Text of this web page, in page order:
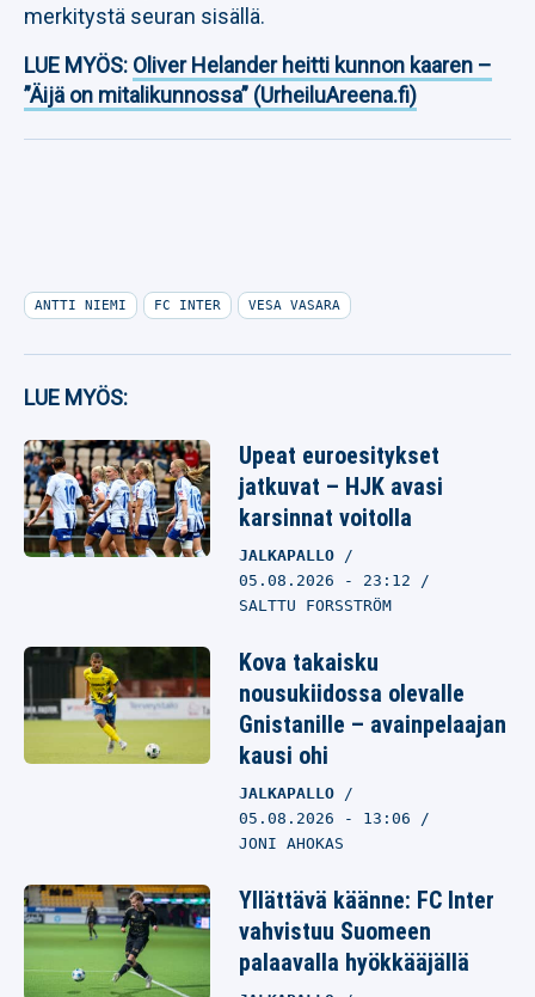
merkitystä seuran sisällä.
LUE MYÖS: Oliver Helander heitti kunnon kaaren –
”Äijä on mitalikunnossa” (UrheiluAreena.fi)
ANTTI NIEMI FC INTER VESA VASARA
LUE MYÖS:
Upeat euroesitykset
jatkuvat – HJK avasi
karsinnat voitolla
JALKAPALLO
05.08.2026 - 23:12
SALTTU FORSSTRÖM
Kova takaisku
nousukiidossa olevalle
Gnistanille – avainpelaajan
kausi ohi
JALKAPALLO
05.08.2026 - 13:06
JONI AHOKAS
Yllättävä käänne: FC Inter
vahvistuu Suomeen
palaavalla hyökkääjällä